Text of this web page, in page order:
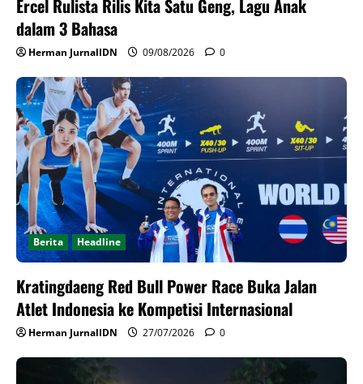
Ercel Rulista Rilis Kita Satu Geng, Lagu Anak
dalam 3 Bahasa
Herman JurnalIDN 09/08/2026 0
Berita Headline
Kratingdaeng Red Bull Power Race Buka Jalan
Atlet Indonesia ke Kompetisi Internasional
Herman JurnalIDN 27/07/2026 0